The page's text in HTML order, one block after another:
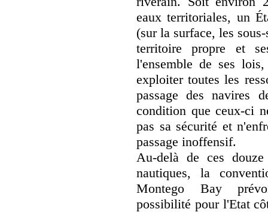
eaux territoriales, un
(sur la surface, les
territoire propre et
l'ensemble de ses
exploiter toutes les
passage des navires
condition que ceux-ci
pas sa sécurité et
passage inoffensif.
Au-delà de ces
nautiques, la
Montego Bay
possibilité pour l'Etat